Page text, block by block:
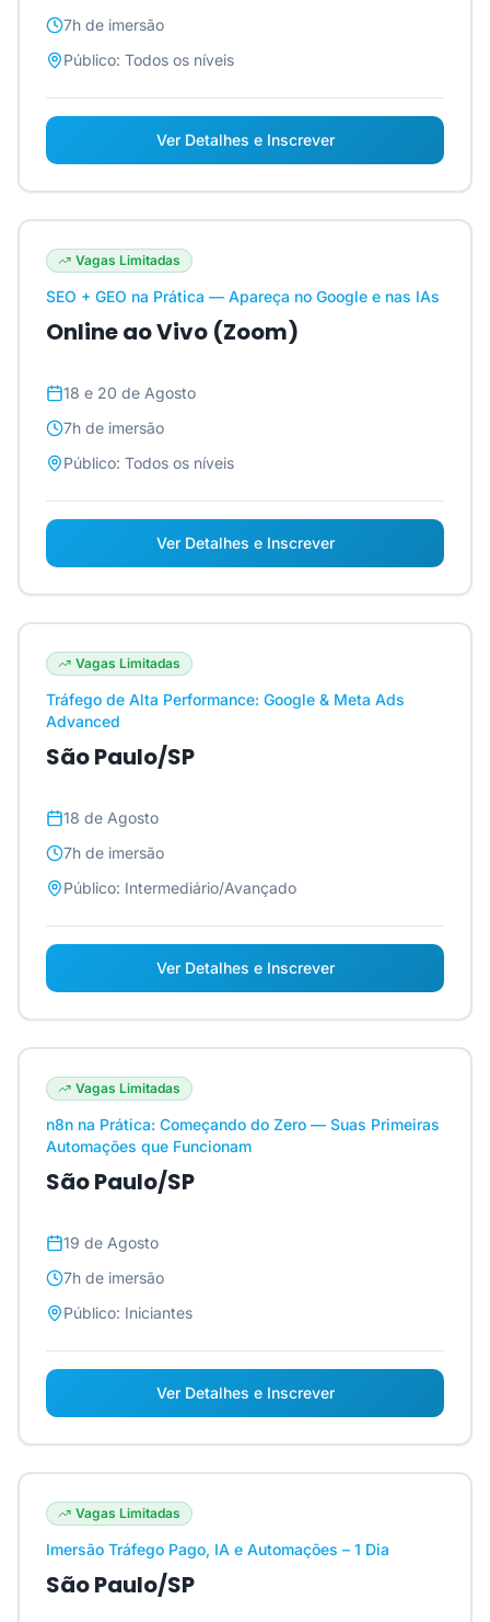
7h de imersão
Público: Todos os níveis
Ver Detalhes e Inscrever
Vagas Limitadas
SEO + GEO na Prática — Apareça no Google e nas IAs
Online ao Vivo (Zoom)
18 e 20 de Agosto
7h de imersão
Público: Todos os níveis
Ver Detalhes e Inscrever
Vagas Limitadas
Tráfego de Alta Performance: Google & Meta Ads
Advanced
São Paulo/SP
18 de Agosto
7h de imersão
Público: Intermediário/Avançado
Ver Detalhes e Inscrever
Vagas Limitadas
n8n na Prática: Começando do Zero — Suas Primeiras
Automações que Funcionam
São Paulo/SP
19 de Agosto
7h de imersão
Público: Iniciantes
Ver Detalhes e Inscrever
Vagas Limitadas
Imersão Tráfego Pago, IA e Automações – 1 Dia
São Paulo/SP